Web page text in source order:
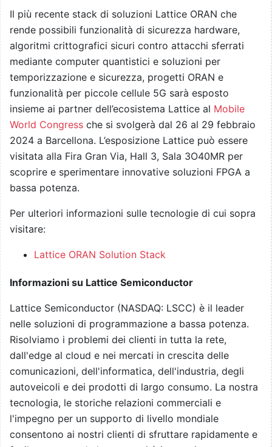
Il più recente stack di soluzioni Lattice ORAN che
rende possibili funzionalità di sicurezza hardware,
algoritmi crittografici sicuri contro attacchi sferrati
mediante computer quantistici e soluzioni per
temporizzazione e sicurezza, progetti ORAN e
funzionalità per piccole cellule 5G sarà esposto
insieme ai partner dell’ecosistema Lattice al Mobile
World Congress che si svolgerà dal 26 al 29 febbraio
2024 a Barcellona. L’esposizione Lattice può essere
visitata alla Fira Gran Via, Hall 3, Sala 3O40MR per
scoprire e sperimentare innovative soluzioni FPGA a
bassa potenza.
Per ulteriori informazioni sulle tecnologie di cui sopra
visitare:
Lattice ORAN Solution Stack
Informazioni su Lattice Semiconductor
Lattice Semiconductor (NASDAQ: LSCC) è il leader
nelle soluzioni di programmazione a bassa potenza.
Risolviamo i problemi dei clienti in tutta la rete,
dall'edge al cloud e nei mercati in crescita delle
comunicazioni, dell'informatica, dell'industria, degli
autoveicoli e dei prodotti di largo consumo. La nostra
tecnologia, le storiche relazioni commerciali e
l'impegno per un supporto di livello mondiale
consentono ai nostri clienti di sfruttare rapidamente e